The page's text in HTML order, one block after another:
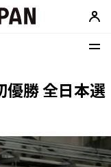
優勝 全日本選